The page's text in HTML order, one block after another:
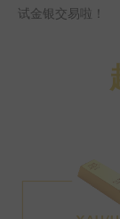
试金银交易啦！